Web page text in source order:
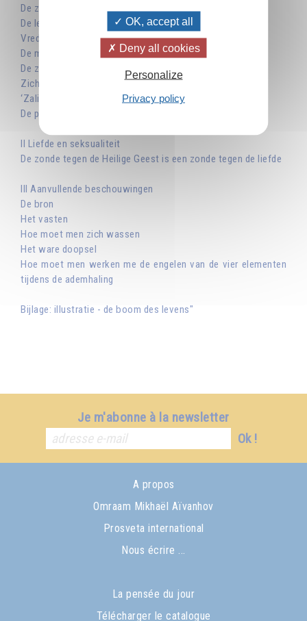
De zuiverheid en de drie werelden
De levensstroom
Vrede en zuiverheid
De magische krach van het vertrouwen
De zuiverheid van het woord
Zich verheffen om de zuiverheid te vinden
‘Zalig zijn de zuiveren van hart…’
De poorten van het hemelse Jeruzalem
II Liefde en seksualiteit
De zonde tegen de Heilige Geest is een zonde tegen de liefde
III Aanvullende beschouwingen
De bron
Het vasten
Hoe moet men zich wassen
Het ware doopsel
Hoe moet men werken me de engelen van de vier elementen
tijdens de ademhaling
Bijlage: illustratie - de boom des levens"
Je m'abonne à la newsletter
Ok !
A propos
Omraam Mikhaël Aïvanhov
Prosveta international
Nous écrire ...
La pensée du jour
Télécharger le catalogue
OK, accept all
Deny all cookies
Personalize
Privacy policy